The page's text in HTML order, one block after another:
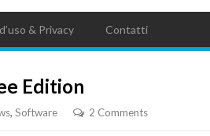
& Privacy Contatti
Edition
, Software 2 Comments